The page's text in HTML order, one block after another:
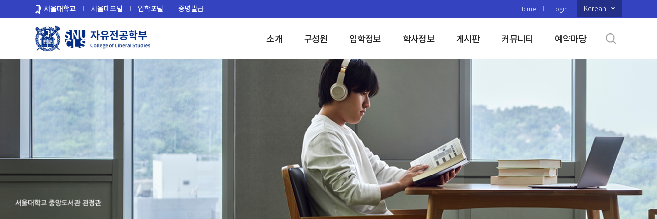
로
서울대학교 서울대포털 입학포털 증명발급 Home Login Korean
소개 구성원 입학정보 학사정보 게시판 커뮤니티 예약마당